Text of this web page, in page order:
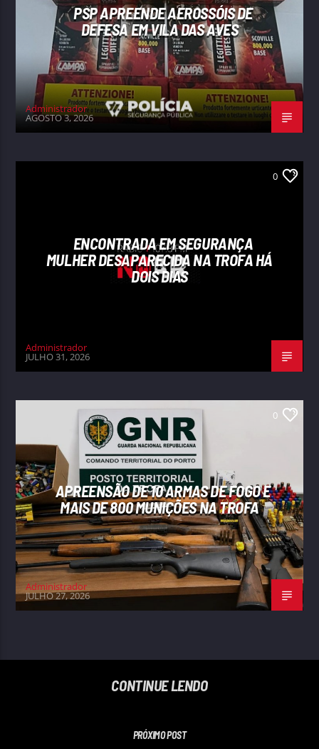
PSP APREENDE AEROSSÓIS DE
DEFESA EM VILA DAS AVES
Administrador
AGOSTO 3, 2026
0
ENCONTRADA EM SEGURANÇA
MULHER DESAPARECIDA NA TROFA HÁ
DOIS DIAS
Administrador
JULHO 31, 2026
0
APREENSÃO DE 10 ARMAS DE FOGO E
MAIS DE 800 MUNIÇÕES NA TROFA
Administrador
JULHO 27, 2026
CONTINUE LENDO
PRÓXIMO POST